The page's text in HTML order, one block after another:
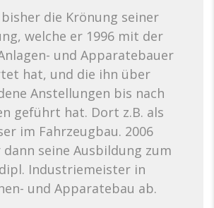
die Krönung seiner
welche er 1996 mit der
und Apparatebauer
hat, und die ihn über
Anstellungen bis nach
geführt hat. Dort z.B. als
im Fahrzeugbau. 2006
dann seine Ausbildung zum
dipl. Industriemeister in
und Apparatebau ab.